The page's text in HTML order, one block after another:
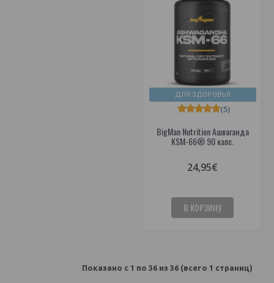
ДЛЯ ЗДОРОВЬЯ
BigMan Nutrition Ашваганда
KSM-66® 90 капс.
(5)
24,95€
В КОРЗИНУ
Показано с 1 по 36 из 36 (всего 1 страниц)